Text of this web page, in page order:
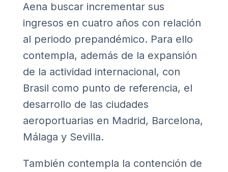
Aena buscar incrementar sus
ingresos en cuatro años con relación
al periodo prepandémico. Para ello
contempla, además de la expansión
de la actividad internacional, con
Brasil como punto de referencia, el
desarrollo de las ciudades
aeroportuarias en Madrid, Barcelona,
Málaga y Sevilla.
También contempla la contención de